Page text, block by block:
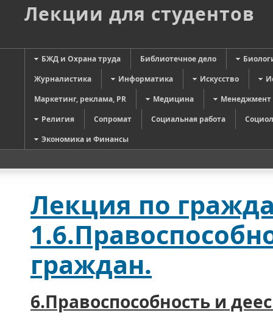
Лекции для студентов
БЖД и Охрана труда Библиотечное дело
Журналистика
Информатика Искусство
Маркетинг, реклама, PR
Медицина
Менеджмент
Религия
Сопромат Социальная работа
Экономика и Финансы
Лекция по
граждан.
6.Правоспособность и